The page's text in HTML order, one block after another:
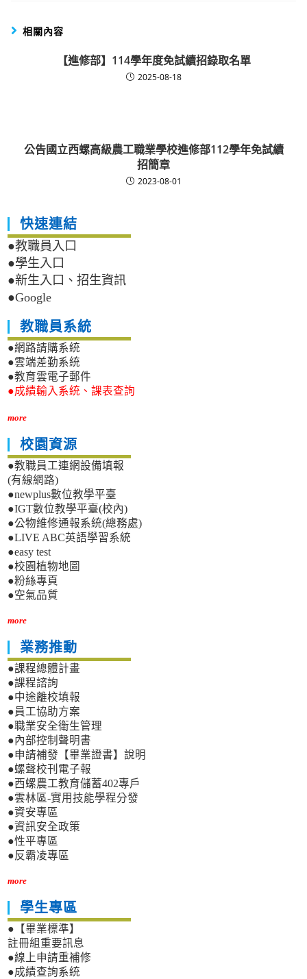
相關內容
【進修部】114學年度免試續招錄取名單
2025-08-18
公告國立西螺高級農工職業學校進修部112學年免試續
招簡章
2023-08-01
快速連結
●教職員入口
●學生入口
●新生入口、招生資訊
●Google
教職員系統
●網路請購系統
●雲端差勤系統
●教育雲電子郵件
●成績輸入系統、課表查詢
more
校園資源
●教職員工連網設備填報
(有線網路)
●newplus數位教學平臺
●IGT數位教學平臺(校內)
●公物維修通報系統(總務處)
●LIVE ABC英語學習系統
●easy test
●校園植物地圖
●粉絲專頁
●空氣品質
more
業務推動
●課程總體計畫
●課程諮詢
●中途離校填報
●員工協助方案
●職業安全衛生管理
●內部控制聲明書
●申請補發【畢業證書】說明
●螺聲校刊電子報
●西螺農工教育儲蓄402專戶
●雲林區-實用技能學程分發
●資安專區
●資訊安全政策
●性平專區
●反霸凌專區
more
學生專區
●【畢業標準】
註冊組重要訊息
●線上申請重補修
●成績查詢系統